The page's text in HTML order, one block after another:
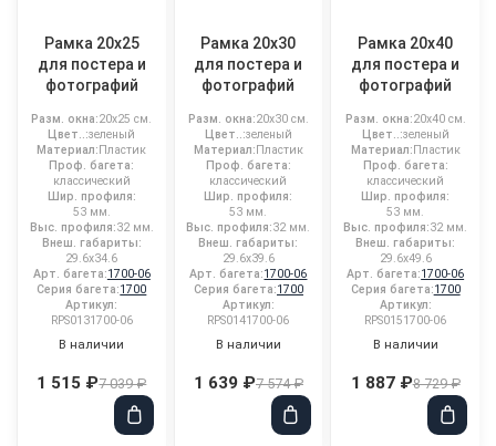
Рамка 20x25
для постера и
фотографий
Разм. окна:20x25 см.
Цвет..:зеленый
Материал:Пластик
Проф. багета:
классический
Шир. профиля:
53 мм.
Выс. профиля:32 мм.
Внеш. габариты:
29.6x34.6
Арт. багета:1700-06
Серия багета:1700
Артикул:
RPS0131700-06
В наличии
1 515 ₽7 039 ₽
Рамка 20x30
для постера и
фотографий
Разм. окна:20x30 см.
Цвет..:зеленый
Материал:Пластик
Проф. багета:
классический
Шир. профиля:
53 мм.
Выс. профиля:32 мм.
Внеш. габариты:
29.6x39.6
Арт. багета:1700-06
Серия багета:1700
Артикул:
RPS0141700-06
В наличии
1 639 ₽7 574 ₽
Рамка 20x40
для постера и
фотографий
Разм. окна:20x40 см.
Цвет..:зеленый
Материал:Пластик
Проф. багета:
классический
Шир. профиля:
53 мм.
Выс. профиля:32 мм.
Внеш. габариты:
29.6x49.6
Арт. багета:1700-06
Серия багета:1700
Артикул:
RPS0151700-06
В наличии
1 887 ₽8 729 ₽